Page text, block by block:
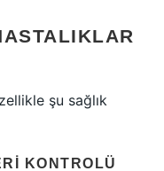
şu sağlık
KONTROLÜ